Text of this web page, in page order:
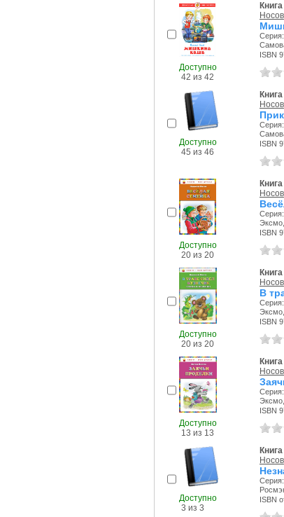
Доступно
42 из 42
Книга
Серия:
ISBN
Доступно
45 из 46
Книга
Серия:
ISBN
Доступно
20 из 20
Книга
Серия:
ISBN
Доступно
20 из 20
Книга
В
Серия:
ISBN
Доступно
13 из 13
Книга
Серия:
ISBN
Доступно
3 из 3
Книга
Серия:
ISBN